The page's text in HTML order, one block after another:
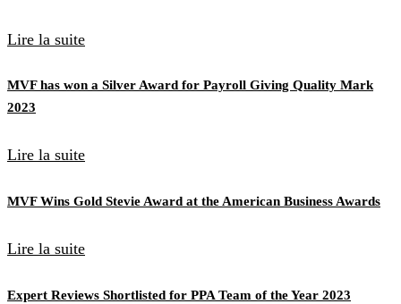
Lire la suite
MVF has won a Silver Award for Payroll Giving Quality Mark
2023
Lire la suite
MVF Wins Gold Stevie Award at the American Business Awards
Lire la suite
Expert Reviews Shortlisted for PPA Team of the Year 2023